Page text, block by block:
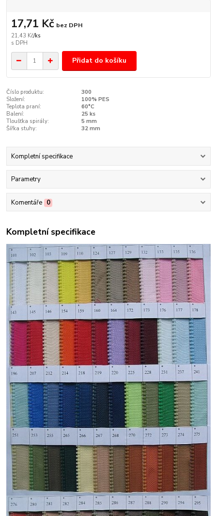
21,43 Kč/ks
17,71 Kč bez DPH
Přidat do košíku
Číslo produktu:
300
Složení:
100% PES
Teplota praní:
60°C
Balení:
25 ks
Tloušťka spirály:
5 mm
Šířka stuhy:
32 mm
Kompletní specifikace
Parametry
Komentáře 0
Kompletní specifikace